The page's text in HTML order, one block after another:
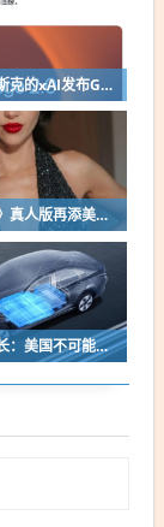
全球第二！马斯克的xAI发布Grok Imagine Image 2.0模型：AI生图/编辑能力大增
《塞尔达传说》真人版再添美女！曾出演冯小刚电影
福特执行董事长：美国不可能永远把中国车企挡在门外 进来也有信心击败